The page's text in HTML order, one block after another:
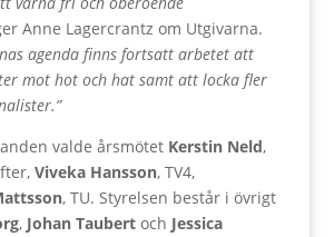
Anne Lagercrantz om Utgivarna.
agenda finns fortsatt arbetet att
mot hot och hat samt att locka fler
valde årsmötet Kerstin Neld,
Viveka Hansson, TV4,
, TU. Styrelsen består i övrigt
, Johan Taubertoch Jessica